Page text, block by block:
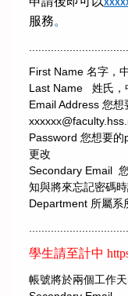
服務。
First Name 名字，
Last Name 姓氏，
Email Address 您想
Password 您想要的
更改
Secondary Email
知與將來忘記密碼
Department 所屬系
學生請至計中
帳號將於兩個工作